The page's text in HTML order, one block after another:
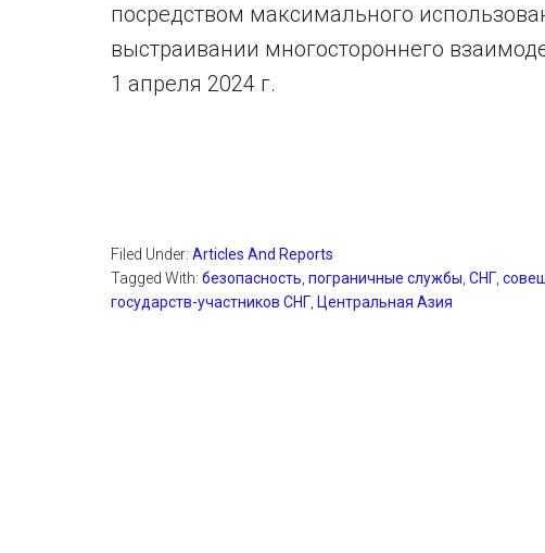
посредством максимального
выстраивании многостороннего
1 апреля 2024 г.
Filed Under: Articles And Reports
Tagged With: безопасность пограничные службы СНГ
государств-участников СНГ Центральная Азия